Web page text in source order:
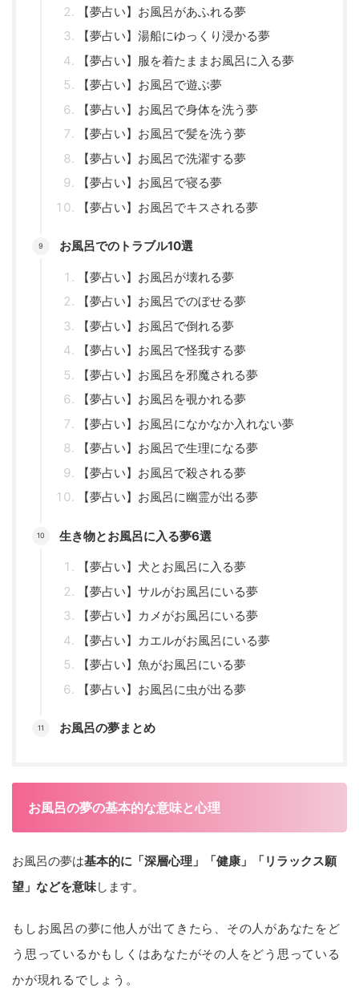
【夢占い】お風呂があふれる夢
【夢占い】湯船にゆっくり浸かる夢
【夢占い】服を着たままお風呂に入る夢
【夢占い】お風呂で遊ぶ夢
【夢占い】お風呂で身体を洗う夢
【夢占い】お風呂で髪を洗う夢
【夢占い】お風呂で洗濯する夢
【夢占い】お風呂で寝る夢
【夢占い】お風呂でキスされる夢
お風呂でのトラブル10選
【夢占い】お風呂が壊れる夢
【夢占い】お風呂でのぼせる夢
【夢占い】お風呂で倒れる夢
【夢占い】お風呂で怪我する夢
【夢占い】お風呂を邪魔される夢
【夢占い】お風呂を覗かれる夢
【夢占い】お風呂になかなか入れない夢
【夢占い】お風呂で生理になる夢
【夢占い】お風呂で殺される夢
【夢占い】お風呂に幽霊が出る夢
生き物とお風呂に入る夢6選
【夢占い】犬とお風呂に入る夢
【夢占い】サルがお風呂にいる夢
【夢占い】カメがお風呂にいる夢
【夢占い】カエルがお風呂にいる夢
【夢占い】魚がお風呂にいる夢
【夢占い】お風呂に虫が出る夢
お風呂の夢まとめ
お風呂の夢の基本的な意味と心理
お風呂の夢は基本的に「深層心理」「健康」「リラックス願
望」などを意味します。
もしお風呂の夢に他人が出てきたら、その人があなたをど
う思っているかもしくはあなたがその人をどう思っている
かが現れるでしょう。